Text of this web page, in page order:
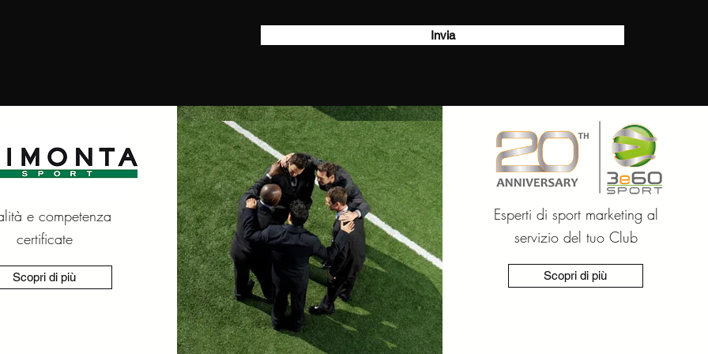
Invia
e competenza
certificate
Scopri di più
Esperti di sport marketing al
servizio del tuo Club
Scopri di più